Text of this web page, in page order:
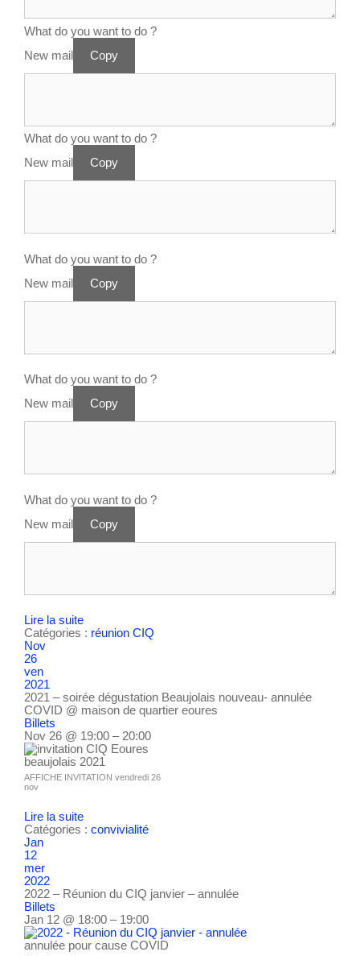
What do you want to do ?
New mail
Copy
What do you want to do ?
New mail
Copy
What do you want to do ?
New mail
Copy
What do you want to do ?
New mail
Copy
What do you want to do ?
New mail
Copy
Lire la suite
Catégories : réunion CIQ
Nov
26
ven
2021
2021 – soirée dégustation Beaujolais nouveau- annulée
COVID @ maison de quartier eoures
Billets
Nov 26 @ 19:00 – 20:00
AFFICHE INVITATION vendredi 26
nov
Lire la suite
Catégories : convivialité
Jan
12
mer
2022
2022 – Réunion du CIQ janvier – annulée
Billets
Jan 12 @ 18:00 – 19:00
annulée pour cause COVID